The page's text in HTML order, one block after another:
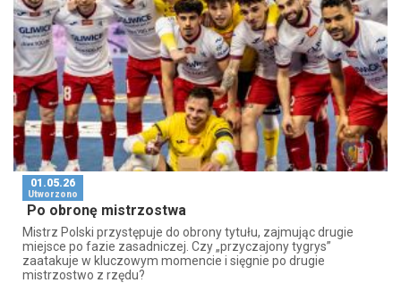
01.05.26
Utworzono
Po obronę mistrzostwa
Mistrz Polski przystępuje do obrony tytułu, zajmując drugie
miejsce po fazie zasadniczej. Czy „przyczajony tygrys”
zaatakuje w kluczowym momencie i sięgnie po drugie
mistrzostwo z rzędu?